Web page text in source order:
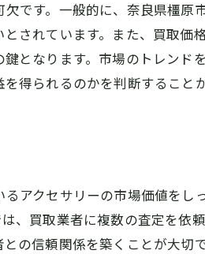
です。一般的に、奈良県橿原市
されています。また、買取価
となります。市場のトレンド
得られるのかを判断することが
アクセサリーの市場価値をし
、買取業者に複数の査定を依
の信頼関係を築くことが大切